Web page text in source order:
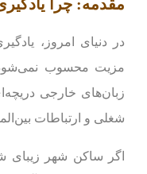
مقدمه: چرا
در دنیای امروز،
مزیت محسوب
زبان‌های خارجی
شغلی و ارتباطات
اگر ساکن شهر زیبای